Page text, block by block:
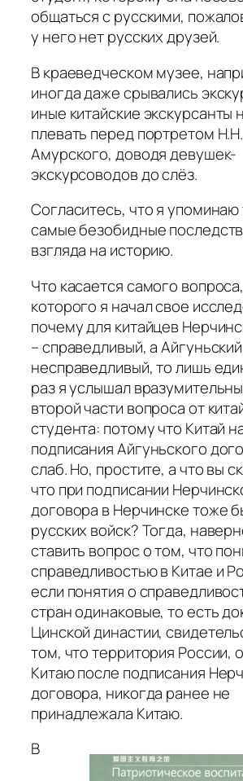
общаться с русскими,
у него нет русских друзей.
В краеведческом музее,
иногда даже срывались
иные китайские экскурсанты
плевать перед портретом
Амурского, доводя девушек-
экскурсоводов до слёз.
Согласитесь, что я упоминаю
самые безобидные
взгляда на историю.
Что касается самого
которого я начал свое
почему для китайцев
– справедливый, а
несправедливый, то лишь
раз я услышал
второй части вопроса от
студента: потому что Китай
подписания Айгуньского
слаб. Но, простите, а что вы
что при подписании
договора в Нерчинске тоже
русских войск? Тогда,
ставить вопрос о том, что
справедливостью в Китае и
если понятия о
стран одинаковые, то есть
Цинской династии,
том, что территория России,
Китаю после подписания
договора, никогда ранее не
принадлежала Китаю.
В